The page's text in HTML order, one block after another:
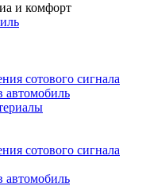
и комфорт
сотового сигнала
сотового сигнала